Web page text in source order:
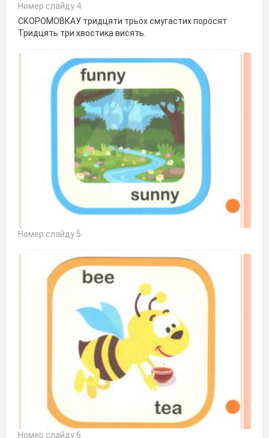
Номер слайду 4
СКОРОМОВКАУ тридцяти трьох смугастих поросят
Тридцять три хвостика висять.
Номер слайду 5
Номер слайду 6